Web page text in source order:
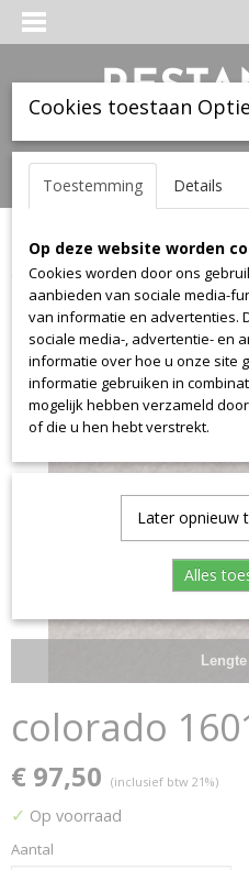
Inloggen Registreren
Home >Leer>Ohmann>
colorado
€ 97,50 (inclusief btw 21%)
✓ Op voorraad
Aantal
Cookies toestaan
Toestemming Details
Op deze website worden
Cookies worden door ons
aanbieden van sociale media-
van informatie en advertenties.
sociale media-, advertentie- en
informatie over hoe u onze site
informatie gebruiken in
mogelijk hebben verzameld
of die u hen hebt verstrekt.
Later opnieuw
Alles